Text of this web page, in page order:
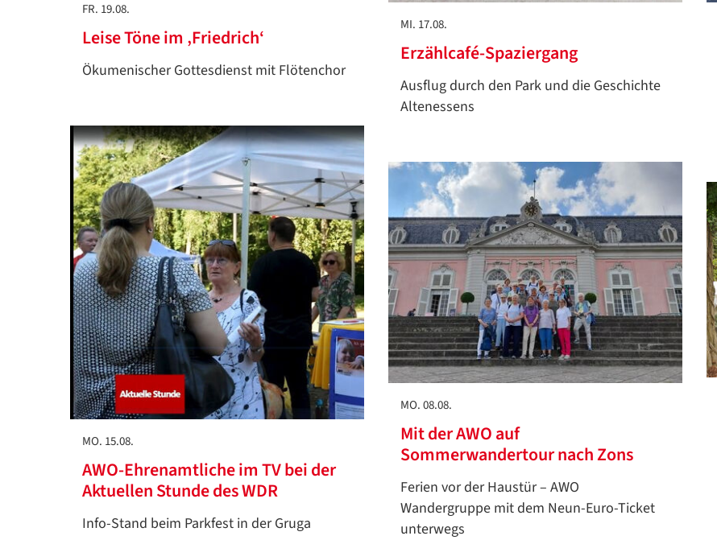
FR. 19.08.
Leise Töne im ‚Friedrich‘
Ökumenischer Gottesdienst mit Flötenchor
MI. 17.08.
Erzählcafé-Spaziergang
Ausflug durch den Park und die Geschichte
Altenessens
MO. 15.08.
AWO-Ehrenamtliche im TV bei der
Aktuellen Stunde des WDR
Info-Stand beim Parkfest in der Gruga
MO. 08.08.
Mit der AWO auf
Sommerwandertour nach Zons
Ferien vor der Haustür – AWO
Wandergruppe mit dem Neun-Euro-Ticket
unterwegs